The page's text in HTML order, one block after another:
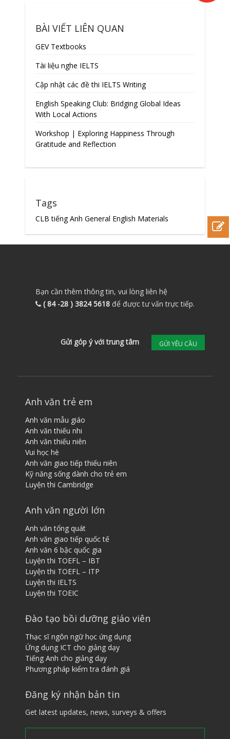
BÀI VIẾT LIÊN QUAN
GEV Textbooks
Tài liệu nghe IELTS
Cập nhật các đề thi IELTS Writing
English Speaking Club: Bridging Global Ideas
With Local Actions
Workshop | Exploring Happiness Through
Gratitude and Reflection
Tags
CLB tiếng Anh General English Materials
Bạn cần thêm thông tin, vui lòng liên hệ
( 84 -28 ) 3824 5618để được tư vấn trực tiếp.
Gửi góp ý với trung tâm GỬI YÊU CẦU
Anh văn trẻ em
Anh văn mẫu giáo
Anh văn thiếu nhi
Anh văn thiếu niên
Vui học hè
Anh văn giao tiếp thiếu niên
Kỹ năng sống dành cho trẻ em
Luyện thi Cambridge
Anh văn người lớn
Anh văn tổng quát
Anh văn giao tiếp quốc tế
Anh văn 6 bậc quốc gia
Luyện thi TOEFL – IBT
Luyện thi TOEFL – ITP
Luyện thi IELTS
Luyện thi TOEIC
Đào tạo bồi dưỡng giáo viên
Thạc sĩ ngôn ngữ học ứng dụng
Ứng dụng ICT cho giảng dạy
Tiếng ​A​nh cho giảng dạy
Phương pháp kiểm tra đánh giá
Đăng ký nhận bản tin
Get latest updates, news, surveys & offers